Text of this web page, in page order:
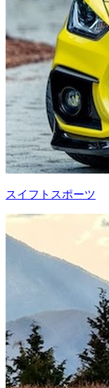
スイフトスポーツ